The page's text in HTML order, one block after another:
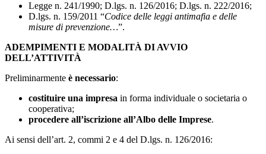
Legge n. 241/1990; D.lgs. n. 126/2016; D.lgs. n. 222/2016;
D.lgs. n. 159/2011 “Codice delle leggi antimafia e delle
misure di prevenzione…”.
ADEMPIMENTI E MODALITÀ DI AVVIO
DELL’ATTIVITÀ
Preliminarmente è necessario:
costituire una impresa in forma individuale o societaria o
cooperativa;
procedere all’iscrizione all’Albo delle Imprese.
Ai sensi dell’art. 2, commi 2 e 4 del D.lgs. n. 126/2016: